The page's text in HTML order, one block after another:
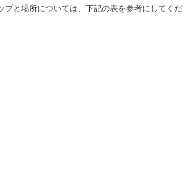
プと場所については、下記の表を参考にしてくだ